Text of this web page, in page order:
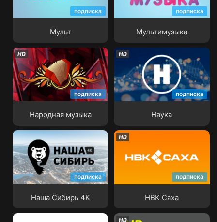
подписка
Мульт
подписка
Мультимузыка
подписка
Народная музыка
Народная музыка
подписка
Наука
Наука
подписка
Наша Сибирь 4K
Наша Сибирь 4K
подписка
НВК Саха